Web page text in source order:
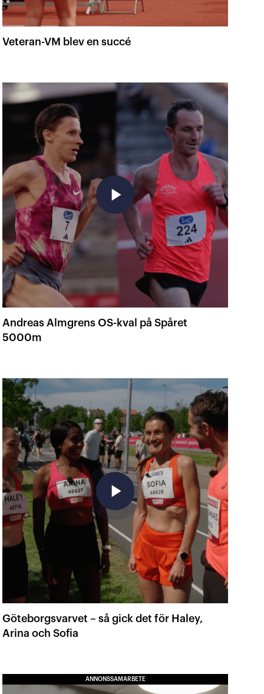
Veteran-VM blev en succé
play_arrow
Andreas Almgrens OS-kval på Spåret
5000m
play_arrow
Göteborgsvarvet – så gick det för Haley,
Arina och Sofia
ANNONSSAMARBETE